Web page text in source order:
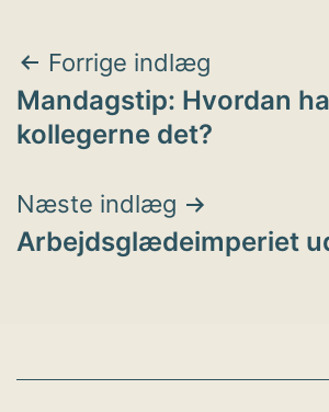
Forrige indlæg
Mandagstip: Hvordan
kollegerne det?
Næste indlæg
Arbejdsglædeimperiet